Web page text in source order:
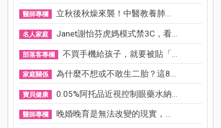
醫師專欄 立秋後秋燥來襲！中醫教養肺...
名人家庭 Janet謝怡芬虎媽模式禁3C，看...
部落客專欄 不買手機給孩子，就要被貼「...
家庭關係 為什麼不想或不敢生二胎？這8...
寶貝健康 0.05%阿托品近視控制眼藥水納...
醫師專欄 晚婚晚育是無法改變的現實，...